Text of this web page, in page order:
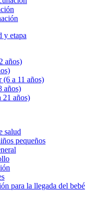
y etapa
años)
(6 a 11 años)
años)
21 años)
salud
pequeños
para la llegada del bebé